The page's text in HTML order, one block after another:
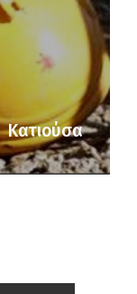
Κατιούσα